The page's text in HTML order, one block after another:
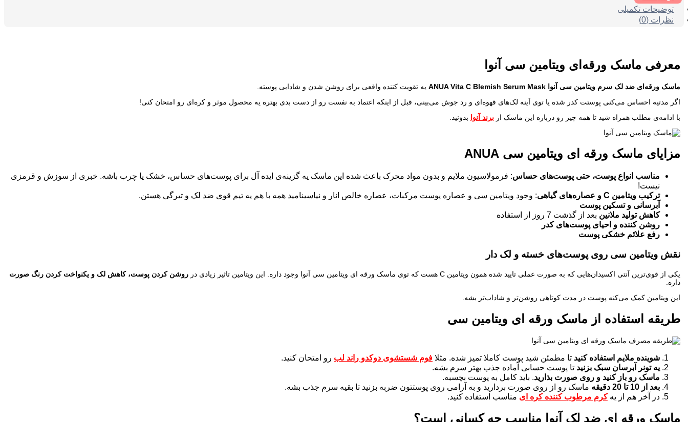
توضیحات تکمیلی
نظرات (0)
معرفی ماسک ورقه‌ای ویتامین سی آنوا
ماسک ورقه‌ای ضد لک سرم ویتامین سی آنوا ANUA Vita C Blemish Serum Mask یه تقویت کننده واقعی برای روشن شدن و شادابی پوسته.
اگر مدتیه احساس می‌کنی پوستت کدر شده یا توی آینه لک‌های قهوه‌ای و رد جوش می‌بینی، قبل از اینکه اعتماد به نفست رو از دست بدی بهتره یه محصول موثر و کره‌ای رو امتحان کنی!
با ادامه‌ی مطلب همراه شید تا همه چیز رو درباره این ماسک از برند آنوا بدونید.
مزایای ماسک ورقه ای ویتامین سی ANUA
مناسب انواع پوست، حتی پوست‌های حساس: فرمولاسیون ملایم و بدون مواد محرک باعث شده این ماسک یه گزینه‌ی ایده آل برای پوست‌های حساس، خشک یا چرب باشه. خبری از سوزش و قرمزی
نیست!
ترکیب ویتامین C و عصاره‌های گیاهی: وجود ویتامین سی و عصاره پوست مرکبات، عصاره خالص انار و نیاسینامید همه با هم یه تیم قوی ضد لک و تیرگی هستن.
آبرسانی و تسکین پوست
کاهش تولید ملانین بعد از گذشت 7 روز از استفاده
روشن کننده و احیای پوست‌های کدر
رفع علائم خشکی پوست
نقش ویتامین سی روی پوست‌های خسته و لک دار
یکی از قوی‌ترین آنتی اکسیدان‌هایی که به صورت عملی تایید شده همون ویتامین C هست که توی ماسک ورقه‌ ای ویتامین سی آنوا وجود داره. این ویتامین تاثیر زیادی در
روشن کردن پوست، کاهش لک و یکنواخت کردن رنگ صورت
داره.
این ویتامین کمک می‌کنه پوست در مدت کوتاهی روشن‌تر و شاداب‌تر بشه.
طریقه استفاده از ماسک ورقه ای ویتامین سی
شوینده ملایم استفاده کنید تا مطمئن شید پوست کاملا تمیز شده. مثلا فوم شستشوی دوکدو راند لب رو امتحان کنید.
یه تونر آبرسان سبک بزنید تا پوست حسابی آماده جذب بهتر سرم بشه.
ماسک رو باز کنید و روی صورت بذارید. باید کامل به پوست بچسبه.
بعد از 10 تا 20 دقیقه
ماسک رو از روی صورت بردارید و به آرامی روی پوستتون ضربه بزنید تا بقیه سرم جذب بشه.
در آخر هم از یهکرم مرطوب کننده کره ای مناسب استفاده کنید.
ماسک ورقه ای ضد لک آنوا مناسب چه کسانی است؟